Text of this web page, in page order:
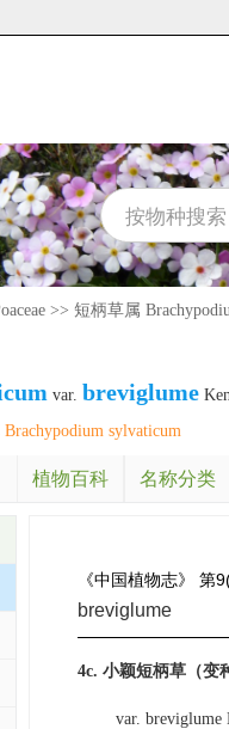
>> 短柄草属
var. breviglume
sylvaticum
植物百科 名称分类
《中国植物志》 第
breviglume
4c. 小颖短柄草（变
var.